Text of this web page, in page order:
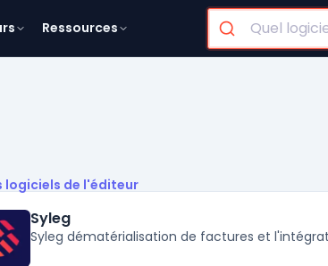
Ressources
logiciels de l'éditeur
Syleg
Syleg dématérialisation de factures et